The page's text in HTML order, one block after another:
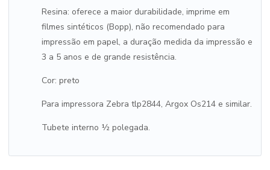
Resina: oferece a maior durabilidade, imprime em
filmes sintéticos (Bopp), não recomendado para
impressão em papel, a duração medida da impressão e
3 a 5 anos e de grande resistência.
Cor: preto
Para impressora Zebra tlp2844, Argox Os214 e similar.
Tubete interno ½ polegada.